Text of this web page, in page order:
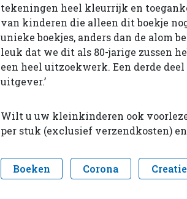
tekeningen heel kleurrijk en
van kinderen die alleen dit boekje
unieke boekjes, anders dan de alom
leuk dat we dit als 80-jarige zussen
een heel uitzoekwerk. Een derde
uitgever.’
Wilt u uw kleinkinderen ook
per stuk (exclusief verzendkosten)
Boeken Corona